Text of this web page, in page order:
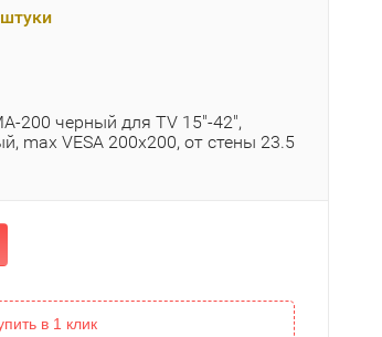
200 черный для TV 15"-42",
max VESA 200x200, от стены 23.5
в 1 клик